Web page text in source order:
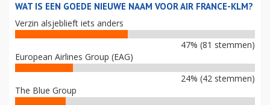
WAT IS EEN GOEDE NIEUWE NAAM VOOR AIR FRANCE-KLM?
Verzin alsjeblieft iets anders
47% (81 stemmen)
European Airlines Group (EAG)
24% (42 stemmen)
The Blue Group